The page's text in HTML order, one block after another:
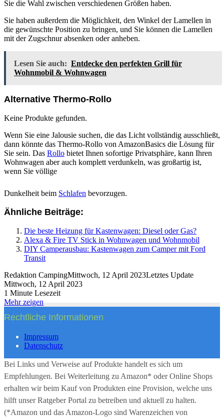
Sie die Wahl zwischen verschiedenen Größen haben.
Sie haben außerdem die Möglichkeit, den Winkel der Lamellen in
die gewünschte Position zu bringen, und Sie können die Lamellen
mit der Zugschnur absenken oder anheben.
Lesen Sie auch: Entdecke den perfekten Grill für
Wohnmobil & Wohnwagen
Alternative Thermo-Rollo
Keine Produkte gefunden.
Wenn Sie eine Jalousie suchen, die das Licht vollständig ausschließt,
dann könnte das Thermo-Rollo von AmazonBasics die Lösung für
Sie sein. Das Rollo bietet Ihnen sofortige Privatsphäre, kann Ihren
Wohnwagen aber auch komplett verdunkeln, was großartig ist,
wenn Sie völlige
Dunkelheit beim Schlafen bevorzugen.
Ähnliche Beiträge:
Die beste Heizung für Kastenwagen: Diesel oder Gas?
Alexa & Fire TV Stick in Wohnwagen und Wohnmobil
DIY Camperausbau: Kastenwagen zum Camper mit Ford
Transit
Redaktion CampingMittwoch, 12 April 2023Letztes Update
Mittwoch, 12 April 2023
1 Minute Lesezeit
Mehr zeigen
Rechtliche Informationen
Impressum
Datenschutz
Bei Links und Verweise auf Produkte handelt es sich um
Empfehlungen. Bei Weiterleitung zu Amazon* oder Online Shops
erhalten wir beim Kauf von Produkten eine Provision, welche uns
hilft unser Ratgeber Portal zu betreiben und aktuell zu halten.
(*Amazon und das Amazon-Logo sind Warenzeichen von